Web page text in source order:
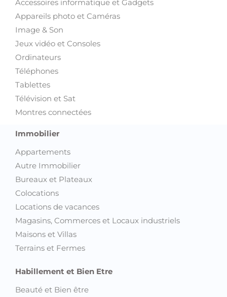
Accessoires informatique et Gadgets
Appareils photo et Caméras
Image & Son
Jeux vidéo et Consoles
Ordinateurs
Téléphones
Tablettes
Télévision et Sat
Montres connectées
Immobilier
Appartements
Autre Immobilier
Bureaux et Plateaux
Colocations
Locations de vacances
Magasins, Commerces et Locaux industriels
Maisons et Villas
Terrains et Fermes
Habillement et Bien Etre
Beauté et Bien être